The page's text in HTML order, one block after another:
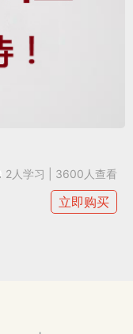
2人学习 | 3600人查看
立即购买